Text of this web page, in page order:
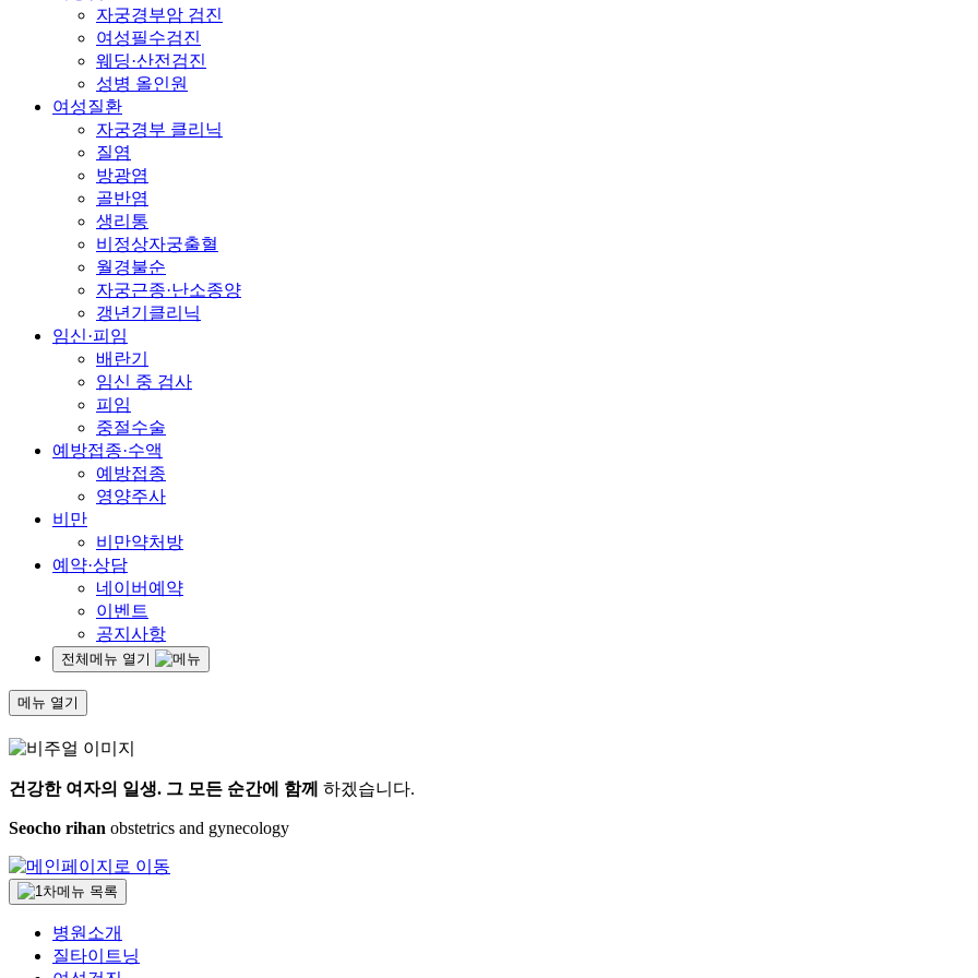
자궁경부암 검진
여성필수검진
웨딩·산전검진
성병 올인원
여성질환
자궁경부 클리닉
질염
방광염
골반염
생리통
비정상자궁출혈
월경불순
자궁근종·난소종양
갱년기클리닉
임신·피임
배란기
임신 중 검사
피임
중절수술
예방접종·수액
예방접종
영양주사
비만
비만약처방
예약·상담
네이버예약
이벤트
공지사항
전체메뉴 열기
메뉴 열기
건강한 여자의 일생. 그 모든 순간에 함께 하겠습니다.
Seocho rihan obstetrics and gynecology
병원소개
질타이트닝